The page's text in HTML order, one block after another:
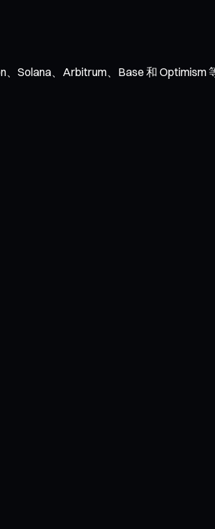
Solana、Arbitrum、Base 和 Optimism